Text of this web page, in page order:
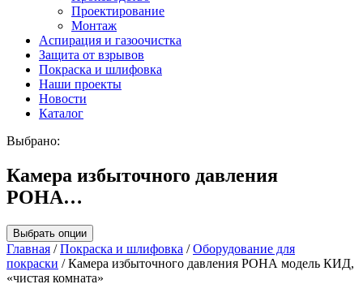
Проектирование
Монтаж
Аспирация и газоочистка
Защита от взрывов
Покраска и шлифовка
Наши проекты
Новости
Каталог
Выбрано:
Камера избыточного давления
РОНА…
Выбрать опции
Главная /Покраска и шлифовка /Оборудование для
покраски / Камера избыточного давления РОНА модель КИД,
«чистая комната»